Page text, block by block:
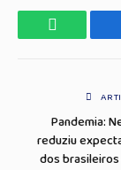
WhatsApp
Pandemia:
reduziu
dos brasileiros